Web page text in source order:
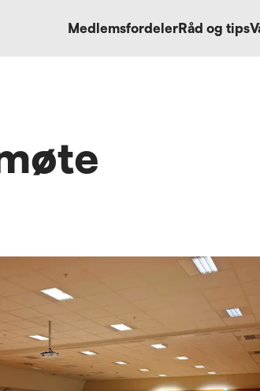
MedlemsfordelerRåd og tips